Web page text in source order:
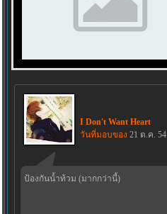
I Don't Want Heart
วันที่มอบของ 21 ต.ค. 54
ป้องกันน้ำท้วม (มากกว่านี้)